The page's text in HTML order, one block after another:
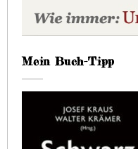
Mein Buch-Tipp